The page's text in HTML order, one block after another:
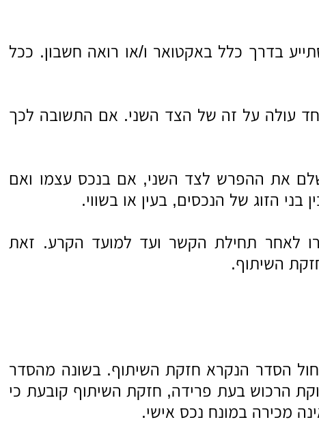
בדרך כלל באקטואר ו/או רואה חשבון. ככל
עולה על זה של הצד השני. אם התשובה לכך
את ההפרש לצד השני, אם בנכס עצמו ואם
הזוג של הנכסים, בעין או בשווי.
לאחר תחילת הקשר ועד למועד הקרע. זאת
השיתוף.
על ידועים בציבור, יחול הסדר הנקרא חזקת השיתוף. בשונה מהסדר
הרכוש בעת פרידה, חזקת השיתוף קובעת כי
מכירה במונח נכס אישי.